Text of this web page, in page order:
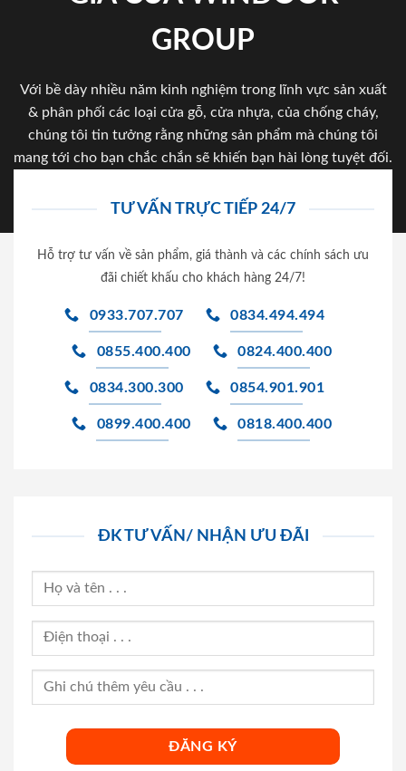
GROUP
Với bề dày nhiều năm kinh nghiệm trong lĩnh vực sản xuất
& phân phối các loại cửa gỗ, cửa nhựa, của chống cháy,
chúng tôi tin tưởng rằng những sản phẩm mà chúng tôi
mang tới cho bạn chắc chắn sẽ khiến bạn hài lòng tuyệt đối.
TƯ VẤN TRỰC TIẾP 24/7
Hỗ trợ tư vấn về sản phẩm, giá thành và các chính sách ưu
đãi chiết khấu cho khách hàng 24/7!
0933.707.707 0834.494.494
0855.400.400 0824.400.400
0834.300.300 0854.901.901
0899.400.400 0818.400.400
ĐK TƯ VẤN/ NHẬN ƯU ĐÃI